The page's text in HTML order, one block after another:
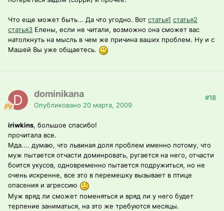
Что еще может быть... Да что угодно. Вот статья1 статья2
статья3 Елены, если не читали, возможно она сможет вас
натолкнуть на мысль в чем же причина ваших проблем. Ну и с
Машей Вы уже общаетесь.
dominikana
Опубликовано 20 марта, 2009
#18
iriwkins, большое спасибо!
прочитала все.
Мда.... думаю, что львиная доля проблем именно потому, что
муж пытается отчасти доминровать, ругается на него, отчасти
боится укусов, одновременно пытается подружиться, но не
очень искренне, все это в перемешку вызывает в птице
опасения и агрессию
Муж вряд ли сможет поменяться и вряд ли у него будет
терпение заниматься, на это же требуются месяцы.